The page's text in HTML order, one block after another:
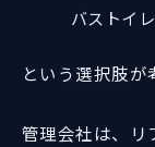
バストイ
という選択肢が
管理会社は、リ